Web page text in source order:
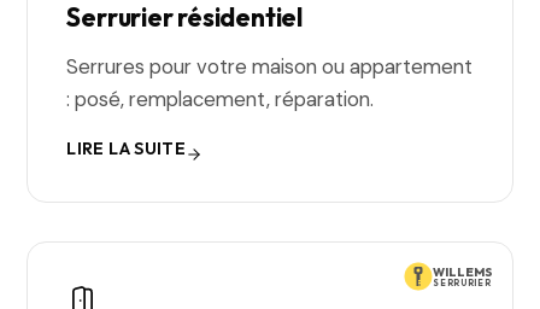
Serrurier résidentiel
Serrures pour votre maison ou appartement
: posé, remplacement, réparation.
LIRE LA SUITE
WILLEMS
SERRURIER